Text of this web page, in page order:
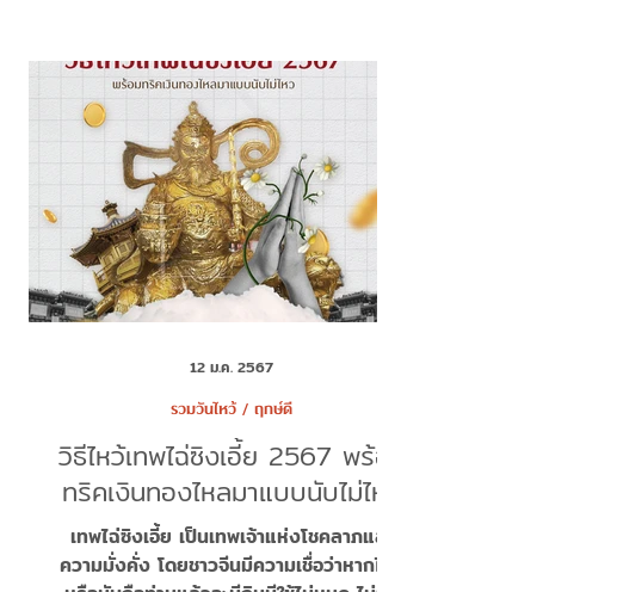
วิธีไหว้เทพไฉ่ซิงเอี้ย 2567 พร้อม
ทริคเงินทองไหลมาแบบนับไม่ไหว
เทพไฉ่ซิงเอี้ย เป็นเทพเจ้าแห่งโชคลาภและ
ความมั่งคั่ง โดยชาวจีนมีความเชื่อว่าหากไหว้
รวมวันไหว้ / ฤกษ์ดี
12 ม.ค. 2567